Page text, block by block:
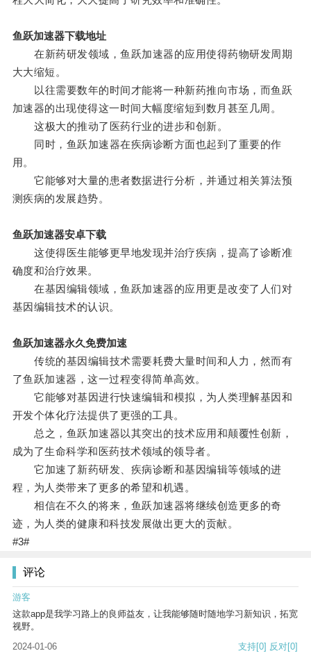
鱼跃加速器下载地址
在新药研发领域，鱼跃加速器的应用使得药物研发周期
大大缩短。
以往需要数年的时间才能将一种新药推向市场，而鱼跃
加速器的出现使得这一时间大幅度缩短到数月甚至几周。
这极大的推动了医药行业的进步和创新。
同时，鱼跃加速器在疾病诊断方面也起到了重要的作
用。
它能够对大量的患者数据进行分析，并通过相关算法预
测疾病的发展趋势。
鱼跃加速器安卓下载
这使得医生能够更早地发现并治疗疾病，提高了诊断准
确度和治疗效果。
在基因编辑领域，鱼跃加速器的应用更是改变了人们对
基因编辑技术的认识。
鱼跃加速器永久免费加速
传统的基因编辑技术需要耗费大量时间和人力，然而有
了鱼跃加速器，这一过程变得简单高效。
它能够对基因进行快速编辑和模拟，为人类理解基因和
开发个体化疗法提供了更强的工具。
总之，鱼跃加速器以其突出的技术应用和颠覆性创新，
成为了生命科学和医药技术领域的领导者。
它加速了新药研发、疾病诊断和基因编辑等领域的进
程，为人类带来了更多的希望和机遇。
相信在不久的将来，鱼跃加速器将继续创造更多的奇
迹，为人类的健康和科技发展做出更大的贡献。
#3#
评论
游客
这款app是我学习路上的良师益友，让我能够随时随地学习新知识，拓宽
视野。
2024-01-06
支持[0] 反对[0]